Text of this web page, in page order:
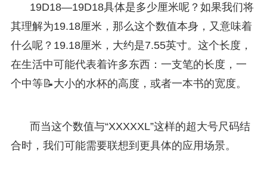
19D18—19D18具体是多少厘米呢？如果我们将
其理解为19.18厘米，那么这个数值本身，又意味着
什么呢？19.18厘米，大约是7.55英寸。这个长度，
在生活中可能代表着许多东西：一支笔的长度，一
个中等📝大小的水杯的高度，或者一本书的宽度。
而当这个数值与“XXXXXL”这样的超大号尺码结
合时，我们可能需要联想到更具体的应用场景。